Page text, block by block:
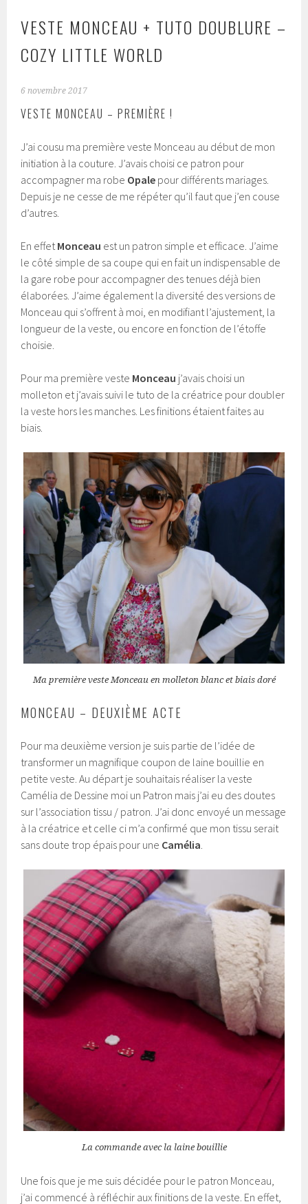
VESTE MONCEAU + TUTO DOUBLURE –
COZY LITTLE WORLD
6 novembre 2017
VESTE MONCEAU – PREMIÈRE !
J’ai cousu ma première veste Monceau au début de mon
initiation à la couture. J’avais choisi ce patron pour
accompagner ma robe Opale pour différents mariages.
Depuis je ne cesse de me répéter qu’il faut que j’en couse
d’autres.
En effetMonceau est un patron simple et efficace. J’aime
le côté simple de sa coupe qui en fait un indispensable de
la gare robe pour accompagner des tenues déjà bien
élaborées. J’aime également la diversité des versions de
Monceau qui s’offrent à moi, en modifiant l’ajustement, la
longueur de la veste, ou encore en fonction de l’étoffe
choisie.
Pour ma première veste Monceau j’avais choisi un
molleton et j’avais suivi le tuto de la créatrice pour doubler
la veste hors les manches. Les finitions étaient faites au
biais.
Ma première veste Monceau en molleton blanc et biais doré
MONCEAU – DEUXIÈME ACTE
Pour ma deuxième version je suis partie de l’idée de
transformer un magnifique coupon de laine bouillie en
petite veste. Au départ je souhaitais réaliser la veste
Camélia de Dessine moi un Patron mais j’ai eu des doutes
sur l’association tissu / patron. J’ai donc envoyé un message
à la créatrice et celle ci m’a confirmé que mon tissu serait
sans doute trop épais pour une Camélia.
La commande avec la laine bouillie
Une fois que je me suis décidée pour le patron Monceau,
j’ai commencé à réfléchir aux finitions de la veste. En effet,